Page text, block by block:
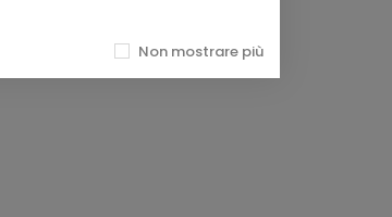
Non mostrare più